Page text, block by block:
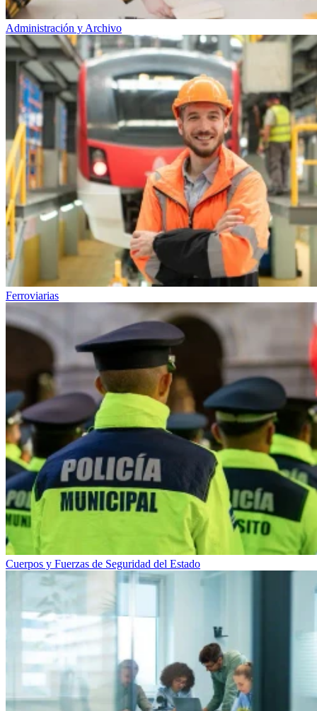
Administración y Archivo
Ferroviarias
Cuerpos y Fuerzas de Seguridad del Estado